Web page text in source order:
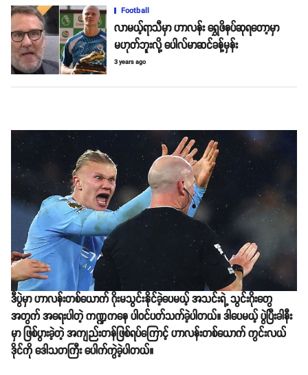
Football
လာမယ့်ရာသီမှာ ဟာလန်း ရွှေဖိနပ်ဆုရတော့မှာ
မဟုတ်ဘူးလို့ ပေါလ်မာဆင်ခန့်မှန်း
3 years ago
ဒီပွဲမှာ ဟာလန်းတစ်ယောက် ဂိုးမသွင်းနိုင်ခဲ့ပေမယ့် အသင်းရဲ့ သွင်းဂိုးတွေ
အတွက် အရေးပါတဲ့ ကဏ္ဍကနေ ပါဝင်ပတ်သက်ခဲ့ပါတယ်။ ဒါပေမယ့် ပွဲပြီးခါနီး
မှာ ဖြစ်ပွားခဲ့တဲ့ အကျည်းတန်ဖြစ်ရပ်ကြောင့် ဟာလန်းတစ်ယောက် ကွင်းလယ်
ဒိုင်ကို ဒေါသတကြီး ပေါက်ကွဲခဲ့ပါတယ်။